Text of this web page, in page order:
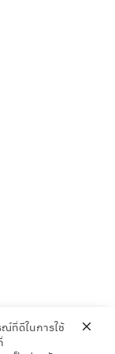
ที่ดีในการใช้